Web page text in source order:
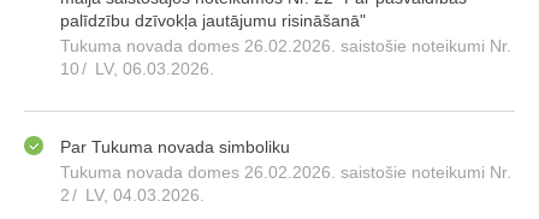
palīdzību dzīvokļa jautājumu risināšanā"
Tukuma novada domes 26.02.2026. saistošie noteikumi Nr.
10/ LV, 06.03.2026.
Par Tukuma novada simboliku
Tukuma novada domes 26.02.2026. saistošie noteikumi Nr.
2/ LV, 04.03.2026.